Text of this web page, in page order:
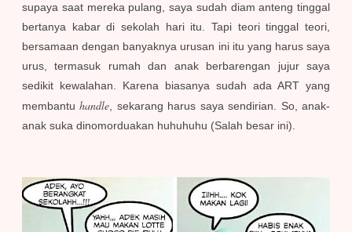
supaya saat mereka pulang, saya sudah diam anteng tinggal
bertanya kabar di sekolah hari itu. Tapi teori tinggal teori,
bersamaan dengan banyaknya urusan ini itu yang harus saya
urus, termasuk rumah dan anak berbarengan jujur saya
sedikit kewalahan. Karena biasanya sudah ada ART yang
membantuhandle, sekarang harus saya sendirian. So, anak-
anak suka dinomorduakan huhuhuhu (Salah besar ini).